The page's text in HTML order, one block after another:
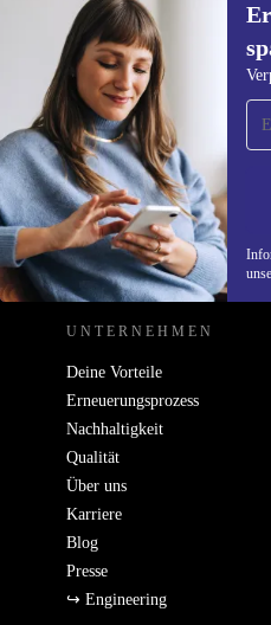
Erstmals zum
anmelden, 15
Verpasse kein
REFURBED
UNTERNEHMEN
Deine Vorteile
Erneuerungsprozess
Nachhaltigkeit
Qualität
Über uns
Karriere
Blog
Presse
↪ Engineering